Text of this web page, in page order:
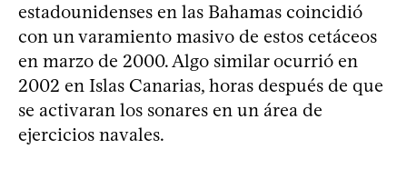
estadounidenses en las Bahamas coincidió
con un varamiento masivo de estos cetáceos
en marzo de 2000. Algo similar ocurrió en
2002 en Islas Canarias, horas después de que
se activaran los sonares en un área de
ejercicios navales.